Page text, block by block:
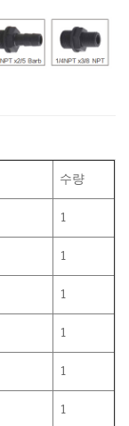
수량
1
1
1
1
1
1